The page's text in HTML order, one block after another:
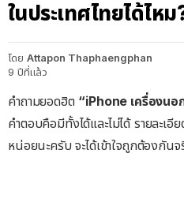
ในประเทศไทยได้ไหม
โดย Attapon Thaphaengphan
9 ปีที่แล้ว
คำถามยอดฮิต “iPhone เครื่องนอ
คำตอบคือมีทั้งได้และไม่ได้ รายละเอี
หน่อยนะครับ จะได้เข้าใจถูกต้องกัน